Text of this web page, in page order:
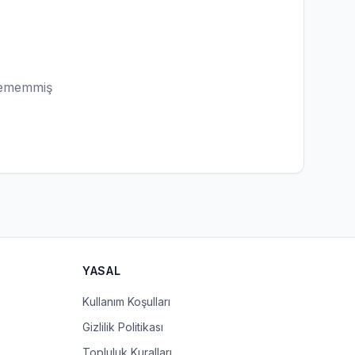
YASAL
Kullanım Koşulları
Gizlilik Politikası
Topluluk Kuralları